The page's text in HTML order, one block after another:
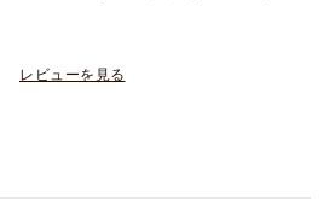
レビューを見る